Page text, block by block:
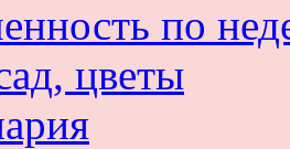
по
цветы